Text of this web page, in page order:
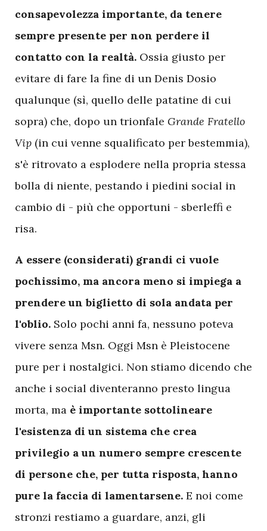
consapevolezza importante, da tenere
sempre presente per non perdere il
contatto con la realtà. Ossia giusto per
evitare di fare la fine di un Denis Dosio
qualunque (sì, quello delle patatine di cui
sopra) che, dopo un trionfale Grande Fratello
Vip (in cui venne squalificato per bestemmia),
s'è ritrovato a esplodere nella propria stessa
bolla di niente, pestando i piedini social in
cambio di - più che opportuni - sberleffi e
risa.
A essere (considerati) grandi ci vuole
pochissimo, ma ancora meno si impiega a
prendere un biglietto di sola andata per
l'oblio. Solo pochi anni fa, nessuno poteva
vivere senza Msn. Oggi Msn è Pleistocene
pure per i nostalgici. Non stiamo dicendo che
anche i social diventeranno presto lingua
morta, ma è importante sottolineare
l'esistenza di un sistema che crea
privilegio a un numero sempre crescente
di persone che, per tutta risposta, hanno
pure la faccia di lamentarsene. E noi come
stronzi restiamo a guardare, anzi, gli